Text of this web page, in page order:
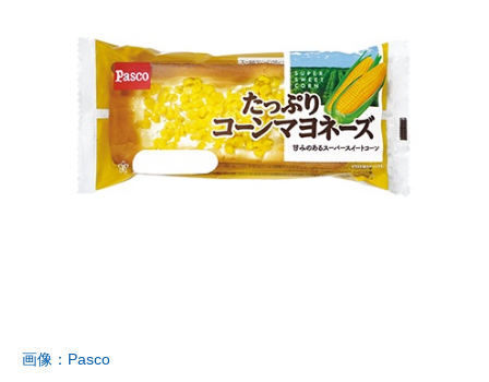
画像：Pasco